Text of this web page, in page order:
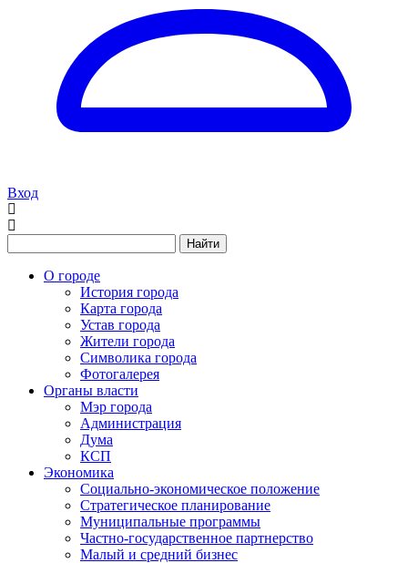
Вход
Найти
О городе
История города
Карта города
Устав города
Жители города
Символика города
Фотогалерея
Органы власти
Мэр города
Администрация
Дума
КСП
Экономика
Социально-экономическое положение
Стратегическое планирование
Муниципальные программы
Частно-государственное партнерство
Малый и средний бизнес